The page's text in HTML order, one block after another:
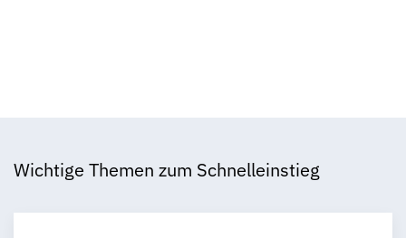
Wichtige Themen zum Schnelleinstieg